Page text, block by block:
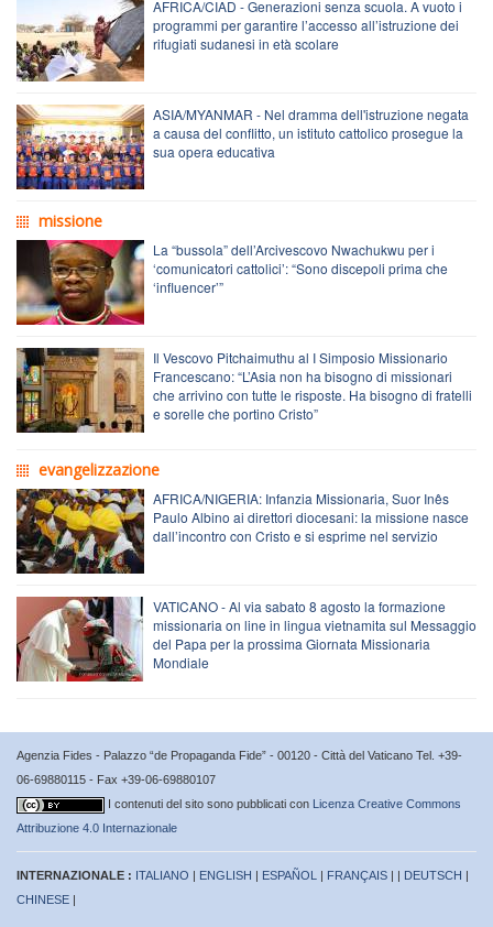
AFRICA/CIAD - Generazioni senza scuola. A vuoto i
programmi per garantire l’accesso all’istruzione dei
rifugiati sudanesi in età scolare
ASIA/MYANMAR - Nel dramma dell'istruzione negata
a causa del conflitto, un istituto cattolico prosegue la
sua opera educativa
missione
La “bussola” dell’Arcivescovo Nwachukwu per i
‘comunicatori cattolici’: “Sono discepoli prima che
‘influencer’”
Il Vescovo Pitchaimuthu al I Simposio Missionario
Francescano: “L’Asia non ha bisogno di missionari
che arrivino con tutte le risposte. Ha bisogno di fratelli
e sorelle che portino Cristo”
evangelizzazione
AFRICA/NIGERIA: Infanzia Missionaria, Suor Inês
Paulo Albino ai direttori diocesani: la missione nasce
dall’incontro con Cristo e si esprime nel servizio
VATICANO - Al via sabato 8 agosto la formazione
missionaria on line in lingua vietnamita sul Messaggio
del Papa per la prossima Giornata Missionaria
Mondiale
Agenzia Fides - Palazzo “de Propaganda Fide” - 00120 - Città del Vaticano Tel. +39-
06-69880115 - Fax +39-06-69880107
I contenuti del sito sono pubblicati con Licenza Creative Commons
Attribuzione 4.0 Internazionale
INTERNAZIONALE : ITALIANO | ENGLISH | ESPAÑOL | FRANÇAIS | | DEUTSCH |
CHINESE |